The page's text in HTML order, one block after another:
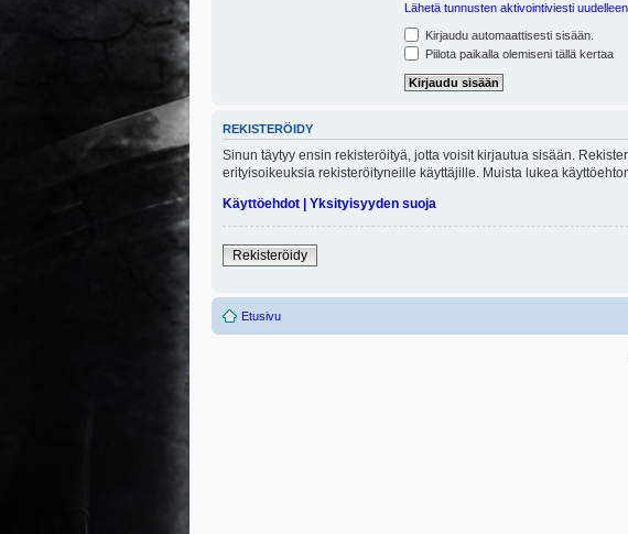
Lähetä tunnusten aktivointiviesti uudelleen
Kirjaudu automaattisesti sisään.
Piilota paikalla olemiseni tällä kertaa
REKISTERÖIDY
Sinun täytyy ensin rekisteröityä, jotta voisit kirjautua sisään.
erityisoikeuksia rekisteröityneille käyttäjille. Muista lukea
Käyttöehdot | Yksityisyyden suoja
Rekisteröidy
Etusivu